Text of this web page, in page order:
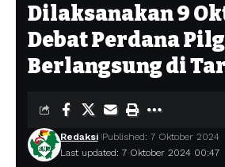
Dilaksanakan 9
Debat Perdana
Berlangsung di
Last updated: 7 Oktober 2024 00:47
Redaksi Published: 7 Oktober 2024